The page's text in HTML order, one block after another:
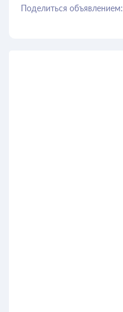
Поделиться объявлением: